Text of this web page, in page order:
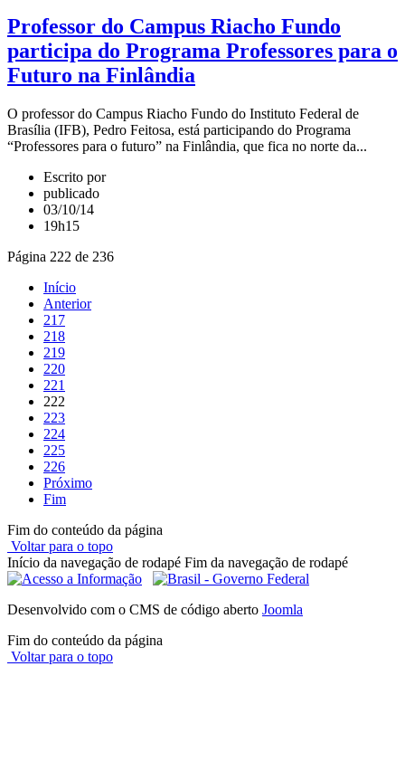
Professor do Campus Riacho Fundo
participa do Programa Professores para o
Futuro na Finlândia
O professor do Campus Riacho Fundo do Instituto Federal de
Brasília (IFB), Pedro Feitosa, está participando do Programa
“Professores para o futuro” na Finlândia, que fica no norte da...
Escrito por
publicado
03/10/14
19h15
Página 222 de 236
Início
Anterior
217
218
219
220
221
222
223
224
225
226
Próximo
Fim
Fim do conteúdo da página
Voltar para o topo
Início da navegação de rodapé Fim da navegação de rodapé
Desenvolvido com o CMS de código aberto Joomla
Fim do conteúdo da página
Voltar para o topo